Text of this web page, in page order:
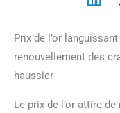
Prix de l’or
renouvellement des
haussier
Le prix de l’or attire